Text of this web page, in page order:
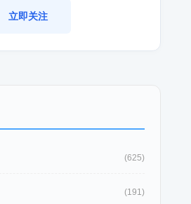
立即关注
(625)
(191)